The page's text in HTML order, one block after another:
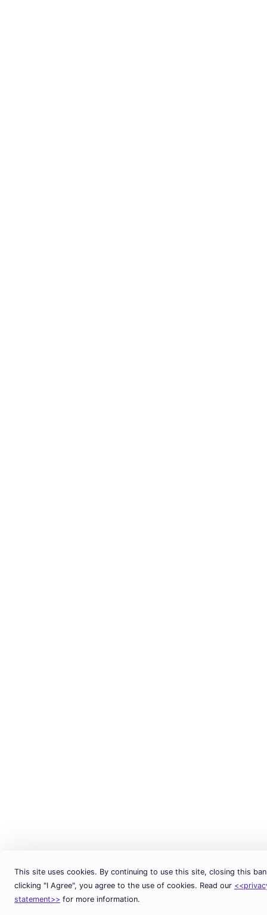
This site uses cookies. By continuing to use this site, closing this
clicking "I Agree", you agree to the use of cookies. Read our
statement>> for more information.